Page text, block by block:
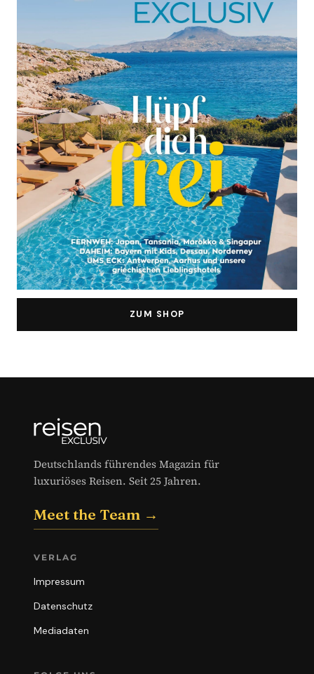
ZUM SHOP
Deutschlands führendes Magazin für
luxuriöses Reisen. Seit 25 Jahren.
Meet the Team →
VERLAG
Impressum
Datenschutz
Mediadaten